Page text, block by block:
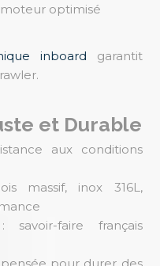
moteur optimisé
inboard garantit
et Durable
aux conditions
massif, inox 316L,
savoir-faire français